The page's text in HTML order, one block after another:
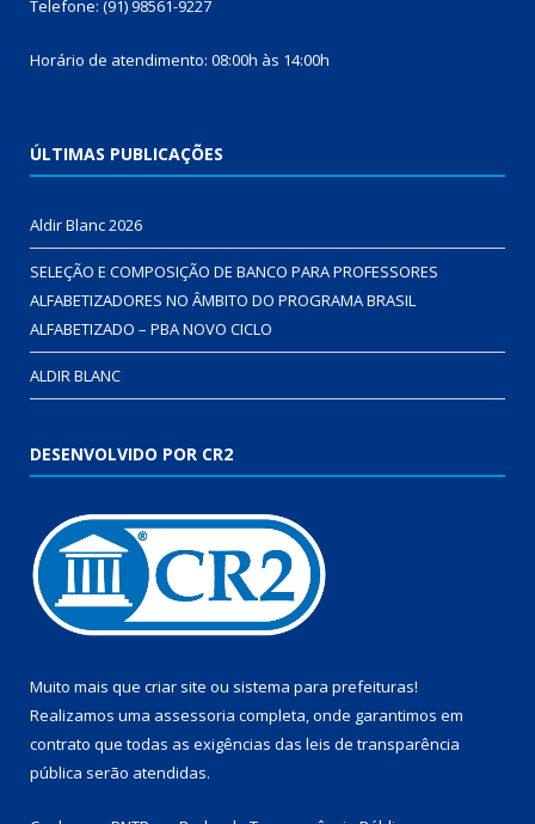
Telefone: (91) 98561-9227
Horário de atendimento: 08:00h às 14:00h
ÚLTIMAS PUBLICAÇÕES
Aldir Blanc 2026
SELEÇÃO E COMPOSIÇÃO DE BANCO PARA PROFESSORES
ALFABETIZADORES NO ÂMBITO DO PROGRAMA BRASIL
ALFABETIZADO – PBA NOVO CICLO
ALDIR BLANC
DESENVOLVIDO POR CR2
Muito mais que criar site ou sistema para prefeituras!
Realizamos uma assessoria completa, onde garantimos em
contrato que todas as exigências das leis de transparência
pública serão atendidas.